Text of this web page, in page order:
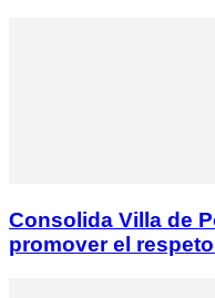
Consolida Villa de
promover el